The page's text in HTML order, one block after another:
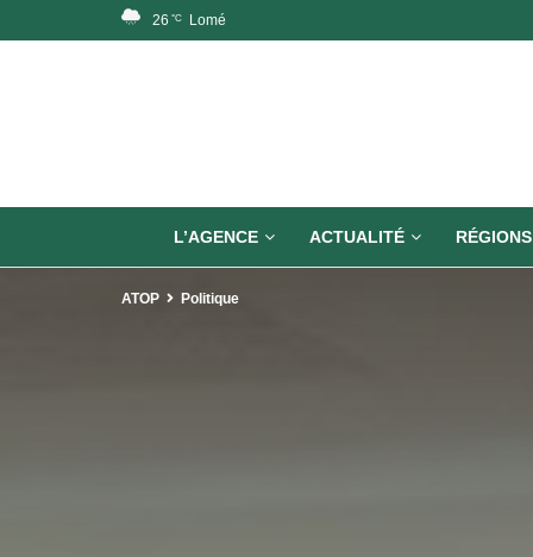
26 °C Lomé
L’AGENCE ACTUALITÉ RÉGIONS
ATOP Politique